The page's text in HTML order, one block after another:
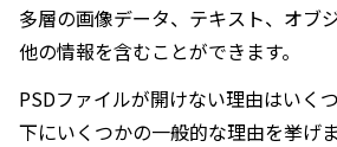
多層の画像データ、テキスト、オブ
他の情報を含むことができます。
PSDファイルが開けない理由はいく
下にいくつかの一般的な理由を挙げま